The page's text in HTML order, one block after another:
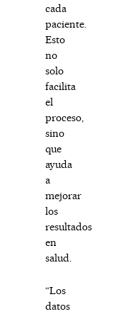
cada
paciente.
Esto
no
solo
facilita
el
proceso,
sino
que
ayuda
a
mejorar
los
resultados
en
salud.
“Los
datos